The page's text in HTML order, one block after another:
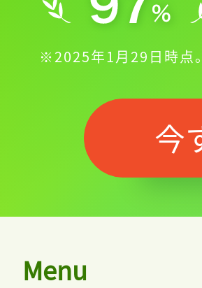
※2025年1月29日時点。
今
Menu